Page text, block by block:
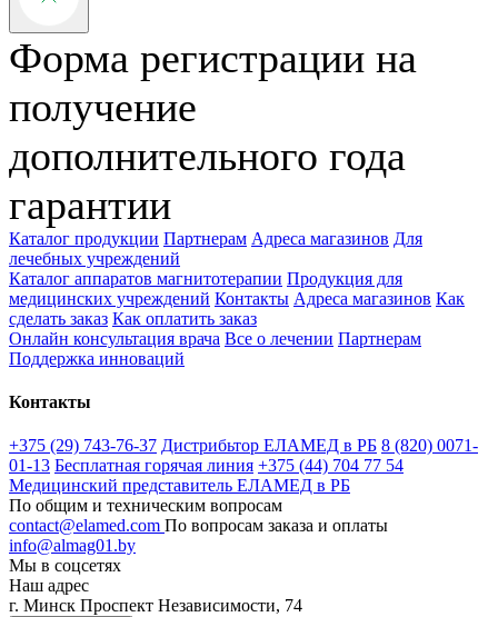
Форма регистрации на
получение
дополнительного года
гарантии
Каталог продукции Партнерам Адреса магазинов Для
лечебных учреждений
Каталог аппаратов магнитотерапии Продукция для
медицинских учреждений Контакты Адреса магазинов Как
сделать заказ Как оплатить заказ
Онлайн консультация врача Все о лечении Партнерам
Поддержка инноваций
Контакты
+375 (29) 743-76-37 Дистрибьтор ЕЛАМЕД в РБ 8 (820) 0071-
01-13 Бесплатная горячая линия +375 (44) 704 77 54
Медицинский представитель ЕЛАМЕД в РБ
По общим и техническим вопросам
contact@elamed.com По вопросам заказа и оплаты
info@almag01.by
Мы в соцсетях
Наш адрес
г. Минск Проспект Независимости, 74